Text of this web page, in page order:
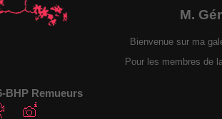
M.
Bienvenue sur ma
Pour les membres de
BHP Remueurs